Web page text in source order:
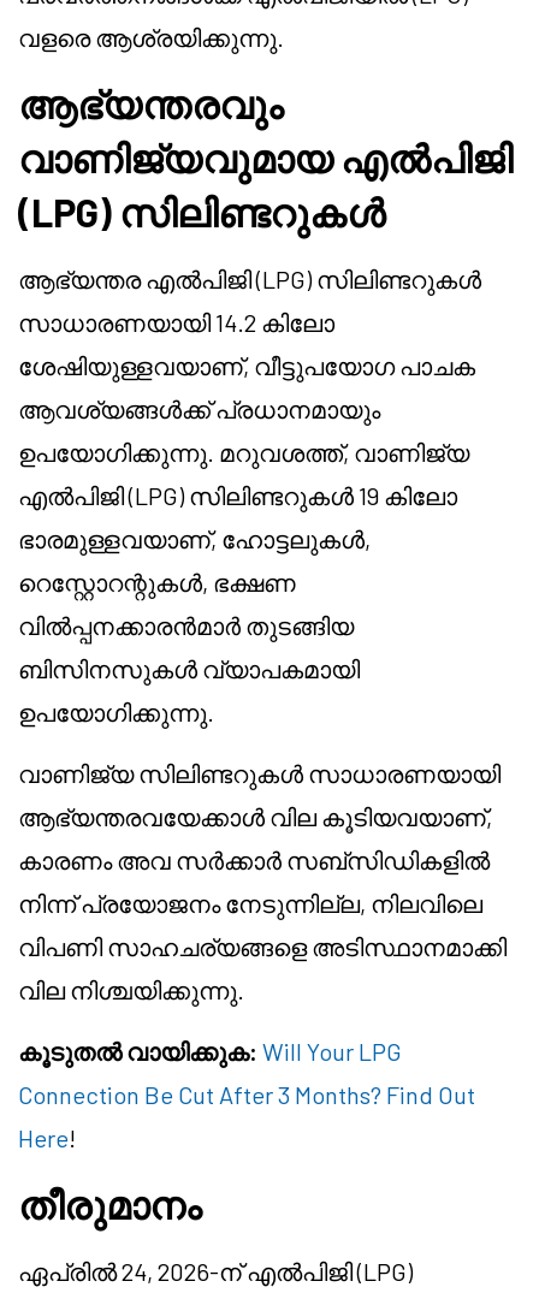
വളരെ ആശ്രയിക്കുന്നു.
ആഭ്യന്തരവും
വാണിജ്യവുമായ എൽപിജി
(LPG) സിലിണ്ടറുകൾ
ആഭ്യന്തര എൽപിജി (LPG) സിലിണ്ടറുകൾ
സാധാരണയായി 14.2 കിലോ
ശേഷിയുള്ളവയാണ്, വീട്ടുപയോഗ പാചക
ആവശ്യങ്ങൾക്ക് പ്രധാനമായും
ഉപയോഗിക്കുന്നു. മറുവശത്ത്, വാണിജ്യ
എൽപിജി (LPG) സിലിണ്ടറുകൾ 19 കിലോ
ഭാരമുള്ളവയാണ്, ഹോട്ടലുകൾ,
റെസ്റ്റോറന്റുകൾ, ഭക്ഷണ
വിൽപ്പനക്കാരൻമാർ തുടങ്ങിയ
ബിസിനസുകൾ വ്യാപകമായി
ഉപയോഗിക്കുന്നു.
വാണിജ്യ സിലിണ്ടറുകൾ സാധാരണയായി
ആഭ്യന്തരവയേക്കാൾ വില കൂടിയവയാണ്,
കാരണം അവ സർക്കാർ സബ്സിഡികളിൽ
നിന്ന് പ്രയോജനം നേടുന്നില്ല, നിലവിലെ
വിപണി സാഹചര്യങ്ങളെ അടിസ്ഥാനമാക്കി
വില നിശ്ചയിക്കുന്നു.
കൂടുതൽ വായിക്കുക: Will Your LPG
Connection Be Cut After 3 Months? Find Out
Here!
തീരുമാനം
ഏപ്രിൽ 24, 2026-ന് എൽപിജി (LPG)